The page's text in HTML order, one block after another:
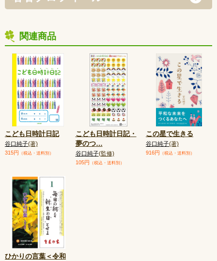
関連商品
こども日時計日記
谷口純子(著)
315円 （税込・送料別）
こども日時計日記・
夢のつ…
谷口純子(監修)
105円 （税込・送料別）
この星で生きる
谷口純子(著)
916円 （税込・送料別）
ひかりの言葉＜令和